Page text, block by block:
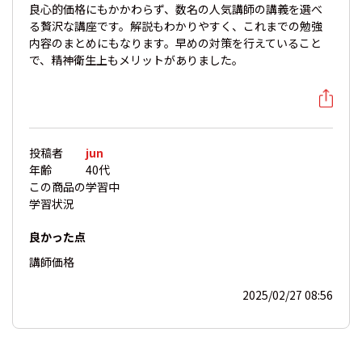
良心的価格にもかかわらず、数名の人気講師の講義を選べ
る贅沢な講座です。解説もわかりやすく、これまでの勉強
内容のまとめにもなります。早めの対策を行えていること
で、精神衛生上もメリットがありました。
投稿者
jun
年齢
40代
この商品の
学習状況
学習中
良かった点
講師価格
2025/02/27 08:56